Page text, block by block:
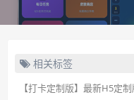
相关标签
【打卡定制版】最新H5定